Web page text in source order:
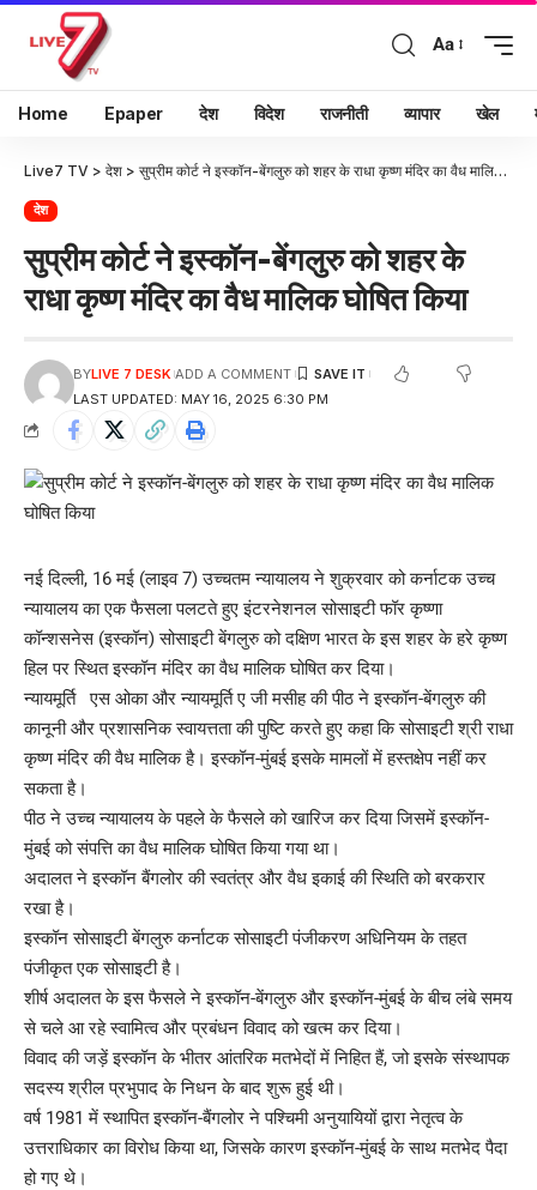
Aa
Home Epaper देश विदेश राजनीती व्यापार खेल
Live7 TV > देश > सुप्रीम कोर्ट ने इस्कॉन-बेंगलुरु को शहर के राधा कृष्ण मंदिर का वैध मालिक घोषित किया
देश
सुप्रीम कोर्ट ने इस्कॉन-बेंगलुरु को शहर के
राधा कृष्ण मंदिर का वैध मालिक घोषित किया
LAST UPDATED: MAY 16, 2025 6:30 PM
BYLIVE 7 DESK ADD A COMMENT
नई दिल्ली, 16 मई (लाइव 7) उच्चतम न्यायालय ने शुक्रवार को कर्नाटक उच्च
न्यायालय का एक फैसला पलटते हुए इंटरनेशनल सोसाइटी फॉर कृष्णा
कॉन्शसनेस (इस्कॉन) सोसाइटी बेंगलुरु को दक्षिण भारत के इस शहर के हरे कृष्ण
हिल पर स्थित इस्कॉन मंदिर का वैध मालिक घोषित कर दिया।
न्यायमूर्ति एस ओका और न्यायमूर्ति ए जी मसीह की पीठ ने इस्कॉन-बेंगलुरु की
कानूनी और प्रशासनिक स्वायत्तता की पुष्टि करते हुए कहा कि सोसाइटी श्री राधा
कृष्ण मंदिर की वैध मालिक है। इस्कॉन-मुंबई इसके मामलों में हस्तक्षेप नहीं कर
सकता है।
पीठ ने उच्च न्यायालय के पहले के फैसले को खारिज कर दिया जिसमें इस्कॉन-
मुंबई को संपत्ति का वैध मालिक घोषित किया गया था।
अदालत ने इस्कॉन बैंगलोर की स्वतंत्र और वैध इकाई की स्थिति को बरकरार
रखा है।
इस्कॉन सोसाइटी बेंगलुरु कर्नाटक सोसाइटी पंजीकरण अधिनियम के तहत
पंजीकृत एक सोसाइटी है।
शीर्ष अदालत के इस फैसले ने इस्कॉन-बेंगलुरु और इस्कॉन-मुंबई के बीच लंबे समय
से चले आ रहे स्वामित्व और प्रबंधन विवाद को खत्म कर दिया।
विवाद की जड़ें इस्कॉन के भीतर आंतरिक मतभेदों में निहित हैं, जो इसके संस्थापक
सदस्य श्रील प्रभुपाद के निधन के बाद शुरू हुई थी।
वर्ष 1981 में स्थापित इस्कॉन-बैंगलोर ने पश्चिमी अनुयायियों द्वारा नेतृत्व के
उत्तराधिकार का विरोध किया था, जिसके कारण इस्कॉन-मुंबई के साथ मतभेद पैदा
हो गए थे।